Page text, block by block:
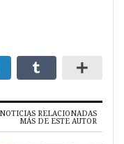
NOTICIAS RELACIONADAS
MÁS DE ESTE AUTOR